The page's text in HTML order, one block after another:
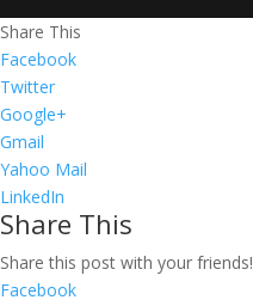
Share This
Facebook
Twitter
Google+
Gmail
Yahoo Mail
LinkedIn
Share This
Share this post with your friends!
Facebook